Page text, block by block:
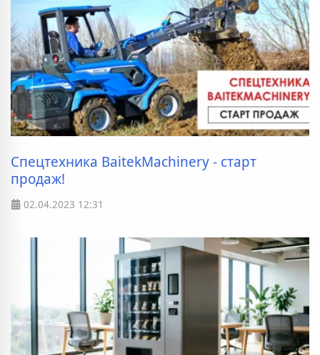
Спецтехника BaitekMachinery - старт
продаж!
02.04.2023 12:31